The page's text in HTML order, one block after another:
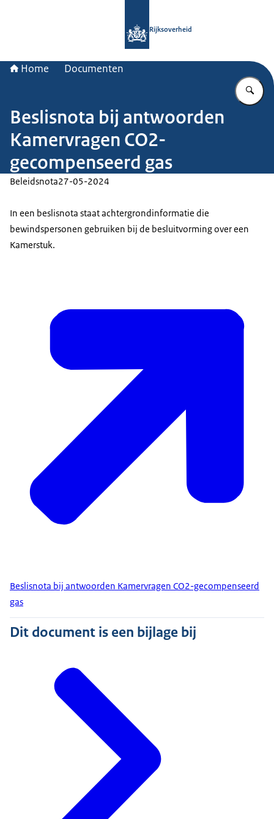
Rijksoverheid
Home Documenten
Beslisnota bij antwoorden
Kamervragen CO2-
gecompenseerd gas
Beleidsnota27-05-2024
In een beslisnota staat achtergrondinformatie die
bewindspersonen gebruiken bij de besluitvorming over een
Kamerstuk.
Beslisnota bij antwoorden Kamervragen CO2-gecompenseerd
gas
Dit document is een bijlage bij